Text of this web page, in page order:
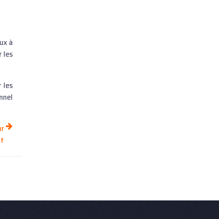
à
les
les